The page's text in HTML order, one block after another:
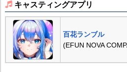
キャスティングアプリ
百花ランブル
(EFUN NOVA